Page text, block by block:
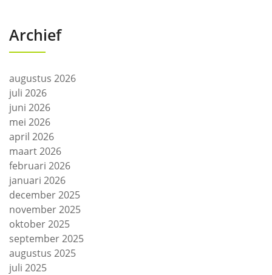
Archief
augustus 2026
juli 2026
juni 2026
mei 2026
april 2026
maart 2026
februari 2026
januari 2026
december 2025
november 2025
oktober 2025
september 2025
augustus 2025
juli 2025